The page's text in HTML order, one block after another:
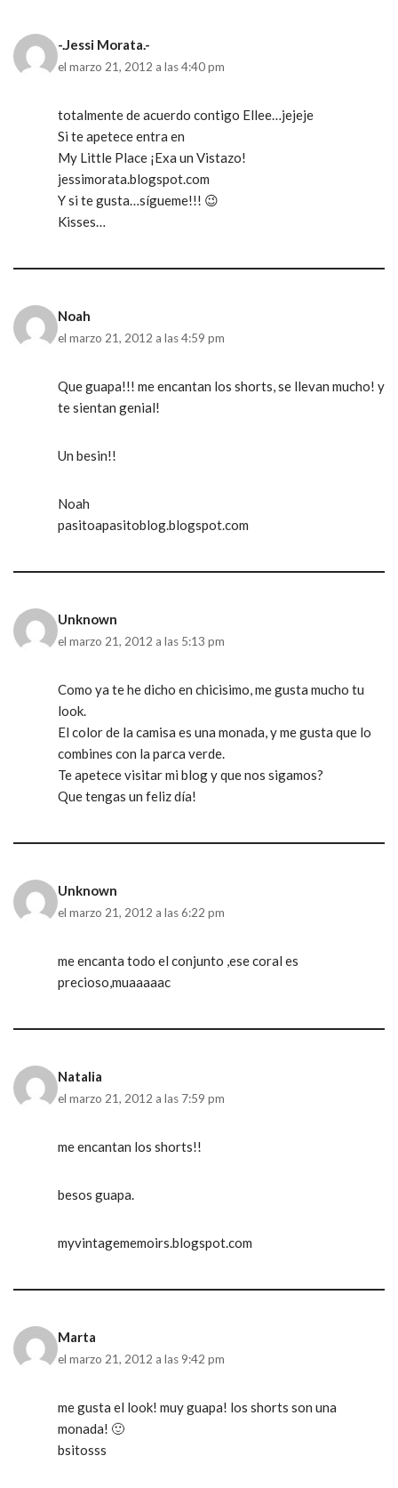
-.Jessi Morata.-
el marzo 21, 2012 a las 4:40 pm
totalmente de acuerdo contigo Ellee…jejeje
Si te apetece entra en
My Little Place ¡Exa un Vistazo!
jessimorata.blogspot.com
Y si te gusta…sígueme!!! 😉
Kisses…
Noah
el marzo 21, 2012 a las 4:59 pm
Que guapa!!! me encantan los shorts, se llevan mucho! y
te sientan genial!
Un besin!!
Noah
pasitoapasitoblog.blogspot.com
Unknown
el marzo 21, 2012 a las 5:13 pm
Como ya te he dicho en chicisimo, me gusta mucho tu
look.
El color de la camisa es una monada, y me gusta que lo
combines con la parca verde.
Te apetece visitar mi blog y que nos sigamos?
Que tengas un feliz día!
Unknown
el marzo 21, 2012 a las 6:22 pm
me encanta todo el conjunto ,ese coral es
precioso,muaaaaac
Natalia
el marzo 21, 2012 a las 7:59 pm
me encantan los shorts!!
besos guapa.
myvintagememoirs.blogspot.com
Marta
el marzo 21, 2012 a las 9:42 pm
me gusta el look! muy guapa! los shorts son una
monada! 🙂
bsitosss